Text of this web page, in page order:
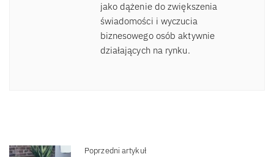
jako dążenie do zwiększenia
świadomości i wyczucia
biznesowego osób aktywnie
działających na rynku.
Poprzedni artykuł